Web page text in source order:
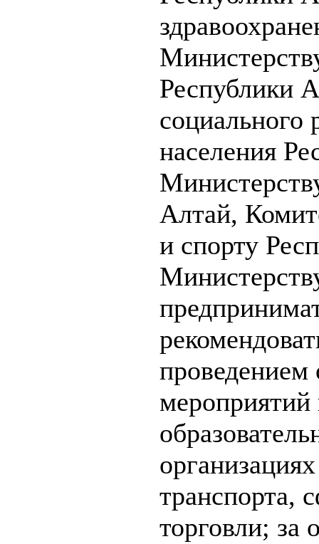
Республики
социального
населения
Алтай,
и спорту
проведением
транспорта,
торговли; за